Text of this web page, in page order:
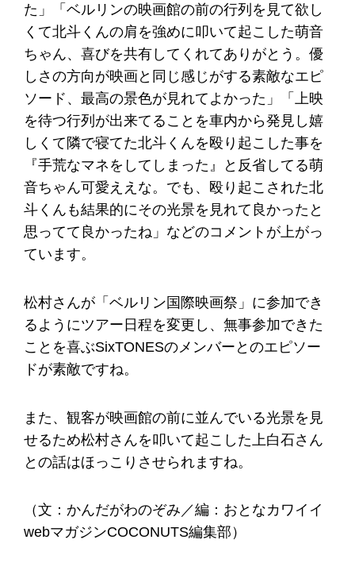
た」「ベルリンの映画館の前の行列を見て欲し
くて北斗くんの肩を強めに叩いて起こした萌音
ちゃん、喜びを共有してくれてありがとう。優
しさの方向が映画と同じ感じがする素敵なエピ
ソード、最高の景色が見れてよかった」「上映
を待つ行列が出来てることを車内から発見し嬉
しくて隣で寝てた北斗くんを殴り起こした事を
『手荒なマネをしてしまった』と反省してる萌
音ちゃん可愛ええな。でも、殴り起こされた北
斗くんも結果的にその光景を見れて良かったと
思ってて良かったね」などのコメントが上がっ
ています。
松村さんが「ベルリン国際映画祭」に参加でき
るようにツアー日程を変更し、無事参加できた
ことを喜ぶSixTONESのメンバーとのエピソー
ドが素敵ですね。
また、観客が映画館の前に並んでいる光景を見
せるため松村さんを叩いて起こした上白石さん
との話はほっこりさせられますね。
（文：かんだがわのぞみ／編：おとなカワイイ
webマガジンCOCONUTS編集部）